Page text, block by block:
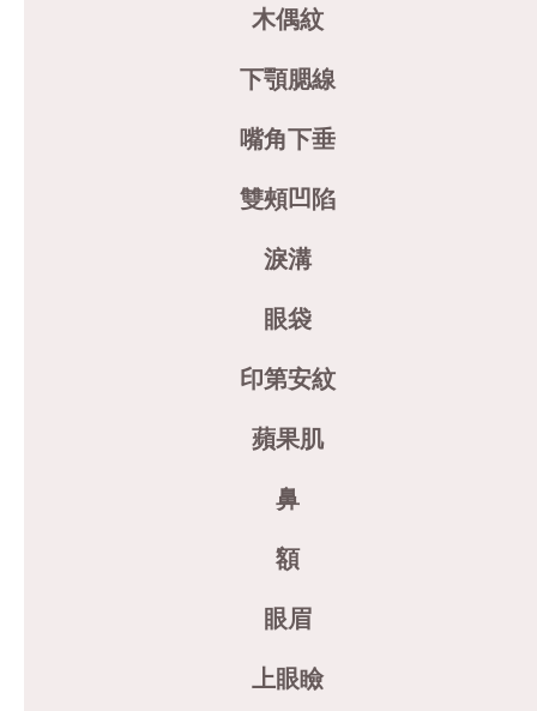
木偶紋
下顎腮線
嘴角下垂
雙頰凹陷
淚溝
眼袋
印第安紋
蘋果肌
鼻
額
眼眉
上眼瞼